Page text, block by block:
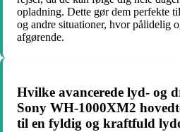
opladning. Dette gør dem perfekte
og andre situationer, hvor pålidelig
afgørende.
Hvilke avancerede lyd- og
Sony WH-1000XM2
til en fyldig og kraftfuld